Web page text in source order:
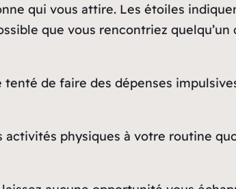
qui vous attire. Les étoiles
que vous rencontriez quelqu’un
tenté de faire des dépenses
activités physiques à votre routine